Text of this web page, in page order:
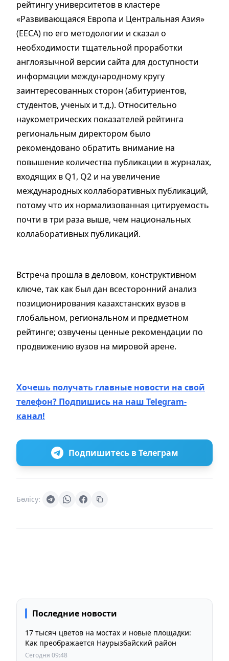
рейтингу университетов в кластере
«Развивающаяся Европа и Центральная Азия»
(ЕЕСА) по его методологии и сказал о
необходимости тщательной проработки
англоязычной версии сайта для доступности
информации международному кругу
заинтересованных сторон (абитуриентов,
студентов, ученых и т.д.). Относительно
наукометрических показателей рейтинга
региональным директором было
рекомендовано обратить внимание на
повышение количества публикации в журналах,
входящих в Q1, Q2 и на увеличение
международных коллаборативных публикаций,
потому что их нормализованная цитируемость
почти в три раза выше, чем национальных
коллаборативных публикаций.
Встреча прошла в деловом, конструктивном
ключе, так как был дан всесторонний анализ
позиционирования казахстанских вузов в
глобальном, региональном и предметном
рейтинге; озвучены ценные рекомендации по
продвижению вузов на мировой арене.
Хочешь получать главные новости на свой
телефон? Подпишись на наш Telegram-
канал!
Подпишитесь в Телеграм
Бөлісу:
Последние новости
17 тысяч цветов на мостах и новые площадки:
Как преображается Наурызбайский район
Сегодня 09:48